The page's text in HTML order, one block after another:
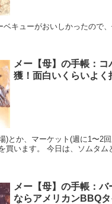
ベキューがおいしかったので
メー【母】の手帳：コ
獲！面白いくらいよく
)とか、マーケット(週に1〜2
買います。 今日は、ソムタム
メー【母】の手帳：バ
ならアメリカンBBQ